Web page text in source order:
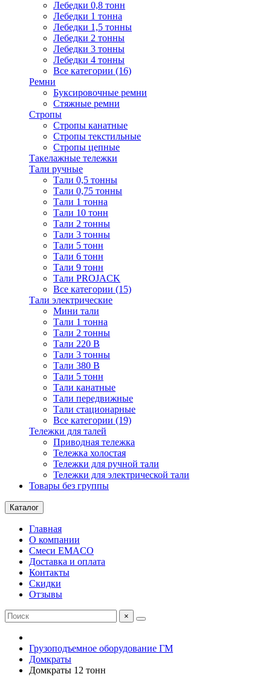
Лебедки 0,8 тонн
Лебедки 1 тонна
Лебедки 1,5 тонны
Лебедки 2 тонны
Лебедки 3 тонны
Лебедки 4 тонны
Все категории (16)
Ремни
Буксировочные ремни
Стяжные ремни
Стропы
Стропы канатные
Стропы текстильные
Стропы цепные
Такелажные тележки
Тали ручные
Тали 0,5 тонны
Тали 0,75 тонны
Тали 1 тонна
Тали 10 тонн
Тали 2 тонны
Тали 3 тонны
Тали 5 тонн
Тали 6 тонн
Тали 9 тонн
Тали PROJACK
Все категории (15)
Тали электрические
Мини тали
Тали 1 тонна
Тали 2 тонны
Тали 220 В
Тали 3 тонны
Тали 380 В
Тали 5 тонн
Тали канатные
Тали передвижные
Тали стационарные
Все категории (19)
Тележки для талей
Приводная тележка
Тележка холостая
Тележки для ручной тали
Тележки для электрической тали
Товары без группы
Каталог
Главная
О компании
Смеси EMACO
Доставка и оплата
Контакты
Скидки
Отзывы
×
Грузоподъемное оборудование ГМ
Домкраты
Домкраты 12 тонн